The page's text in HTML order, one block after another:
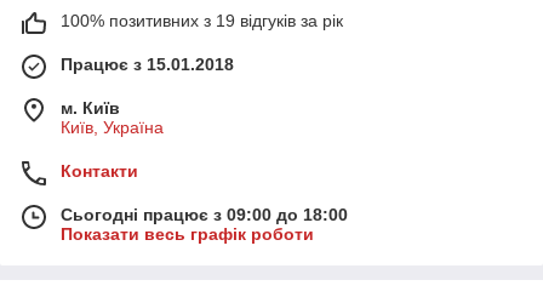
100% позитивних з 19 відгуків за рік
Працює з 15.01.2018
м. Київ
Київ, Україна
Контакти
Сьогодні працює з 09:00 до 18:00
Показати весь графік роботи